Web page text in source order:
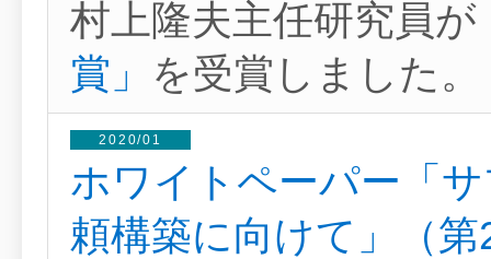
村上隆夫主任研究員が
賞」 を受賞しました。
2020/01
ホワイトペーパー「
頼構築に向けて」（